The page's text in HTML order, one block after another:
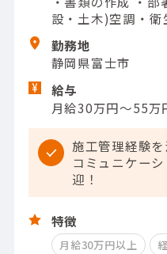
設・土木)空調・衛
勤務地
静岡県富士市
給与
月給30万円～55
施工管理経験を
コミュニケー
迎！
特徴
月給30万円以上